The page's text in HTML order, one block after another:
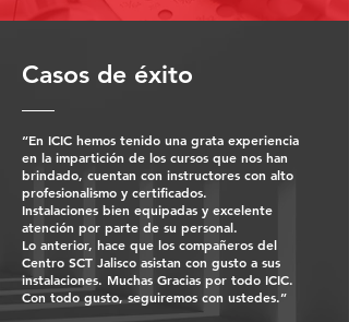
Casos de éxito
“En ICIC hemos tenido una grata experiencia
en la impartición de los cursos que nos han
brindado, cuentan con instructores con alto
profesionalismo y certificados.
Instalaciones bien equipadas y excelente
atención por parte de su personal.
Lo anterior, hace que los compañeros del
Centro SCT Jalisco asistan con gusto a sus
instalaciones. Muchas Gracias por todo ICIC.
Con todo gusto, seguiremos con ustedes.”